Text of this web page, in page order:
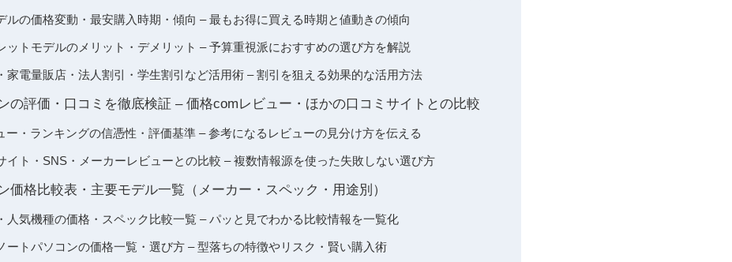
ルの価格変動・最安購入時期・傾向 – 最もお得に買える時期と値動きの傾向
ットモデルのメリット・デメリット – 予算重視派におすすめの選び方を解説
家電量販店・法人割引・学生割引など活用術 – 割引を狙える効果的な活用方法
の評価・口コミを徹底検証 – 価格comレビュー・ほかの口コミサイトとの比較
ー・ランキングの信憑性・評価基準 – 参考になるレビューの見分け方を伝える
イト・SNS・メーカーレビューとの比較 – 複数情報源を使った失敗しない選び方
価格比較表・主要モデル一覧（メーカー・スペック・用途別）
人気機種の価格・スペック比較一覧 – パッと見でわかる比較情報を一覧化
ートパソコンの価格一覧・選び方 – 型落ちの特徴やリスク・賢い購入術